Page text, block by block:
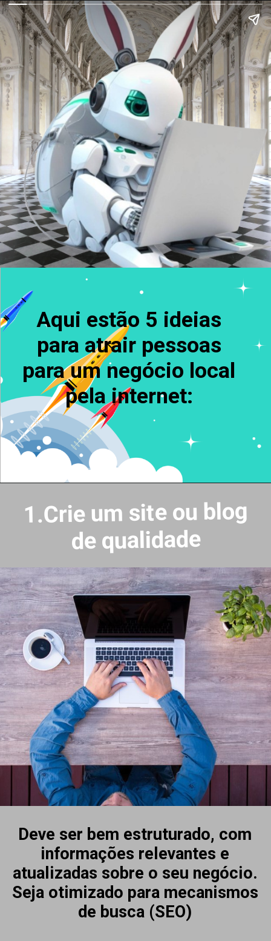
Aqui estão 5 ideias
para atrair pessoas
para um negócio local
pela internet:
1.Crie um site ou blog
de qualidade
Deve ser bem estruturado, com
informações relevantes e
atualizadas sobre o seu negócio.
Seja otimizado para mecanismos
de busca (SEO)